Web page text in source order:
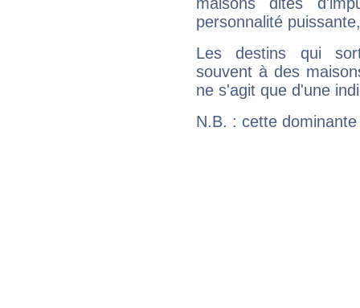
maisons dites
personnalité
Les destins qui
souvent à des
ne s'agit que d'une
N.B. : cette